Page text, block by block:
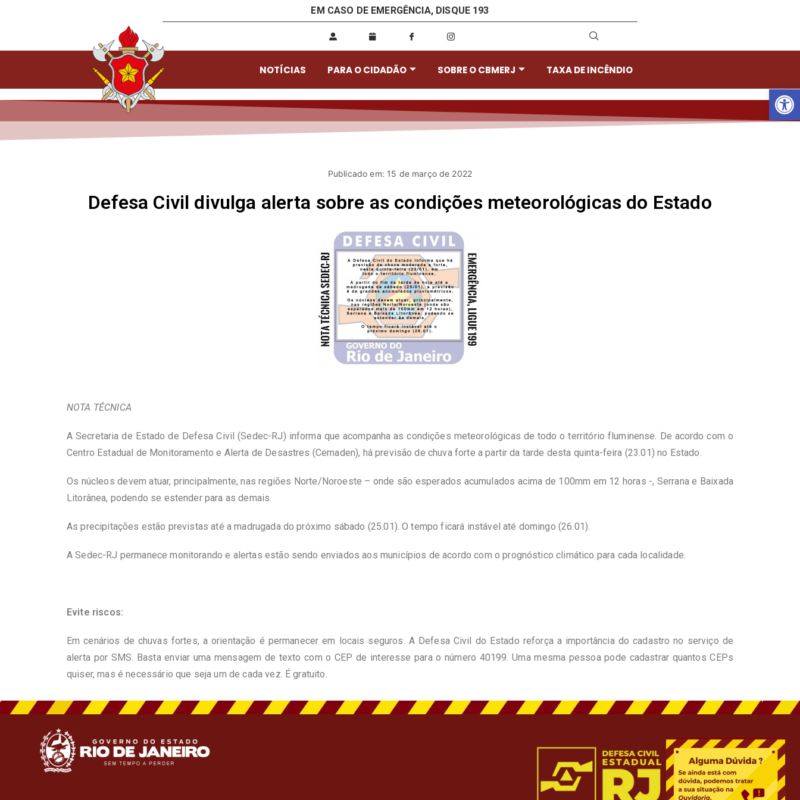
EM CASO DE EMERGÊNCIA, DISQUE 193
NOTÍCIAS PARA O CIDADÃO SOBRE O CBMERJ TAXA DE INCÊNDIO
Publicado em: 15 de março de 2022
Defesa Civil divulga alerta sobre as condições meteorológicas do Estado
NOTA TÉCNICA
A Secretaria de Estado de Defesa Civil (Sedec-RJ) informa que acompanha as condições meteorológicas de todo o território fluminense. De acordo com o
Centro Estadual de Monitoramento e Alerta de Desastres (Cemaden), há previsão de chuva forte a partir da tarde desta quinta-feira (23.01) no Estado.
Os núcleos devem atuar, principalmente, nas regiões Norte/Noroeste – onde são esperados acumulados acima de 100mm em 12 horas -, Serrana e Baixada
Litorânea, podendo se estender para as demais.
As precipitações estão previstas até a madrugada do próximo sábado (25.01). O tempo ficará instável até domingo (26.01).
A Sedec-RJ permanece monitorando e alertas estão sendo enviados aos municípios de acordo com o prognóstico climático para cada localidade.
Evite riscos:
Em cenários de chuvas fortes, a orientação é permanecer em locais seguros. A Defesa Civil do Estado reforça a importância do cadastro no serviço de
alerta por SMS. Basta enviar uma mensagem de texto com o CEP de interesse para o número 40199. Uma mesma pessoa pode cadastrar quantos CEPs
quiser, mas é necessário que seja um de cada vez. É gratuito.